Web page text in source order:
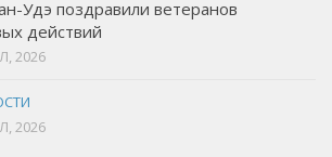
Удэ поздравили ветеранов
действий
2026
2026